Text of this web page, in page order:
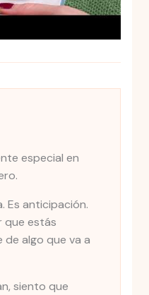
especial en
Es anticipación.
que estás
algo que va a
siento que